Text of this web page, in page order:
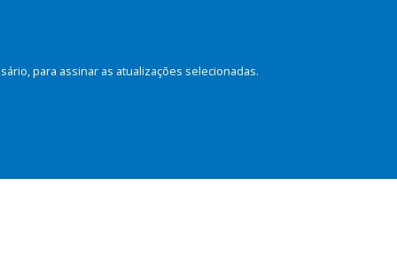
para assinar as atualizações selecionadas.